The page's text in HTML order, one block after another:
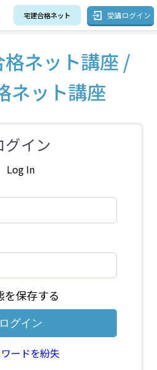
宅建合格ネット 受講ログイン
ネット講座 /
ネット講座
グイン
Log In
を保存する
ードを紛失